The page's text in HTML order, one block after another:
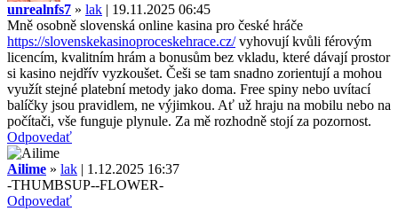
unrealnfs7 » lak | 19.11.2025 06:45
Mně osobně slovenská online kasina pro české hráče
https://slovenskekasinoproceskehrace.cz/vyhovují kvůli férovým
licencím, kvalitním hrám a bonusům bez vkladu, které dávají prostor
si kasino nejdřív vyzkoušet. Češi se tam snadno zorientují a mohou
využít stejné platební metody jako doma. Free spiny nebo uvítací
balíčky jsou pravidlem, ne výjimkou. Ať už hraju na mobilu nebo na
počítači, vše funguje plynule. Za mě rozhodně stojí za pozornost.
Odpovedať
Ailime » lak | 1.12.2025 16:37
-THUMBSUP--FLOWER-
Odpovedať